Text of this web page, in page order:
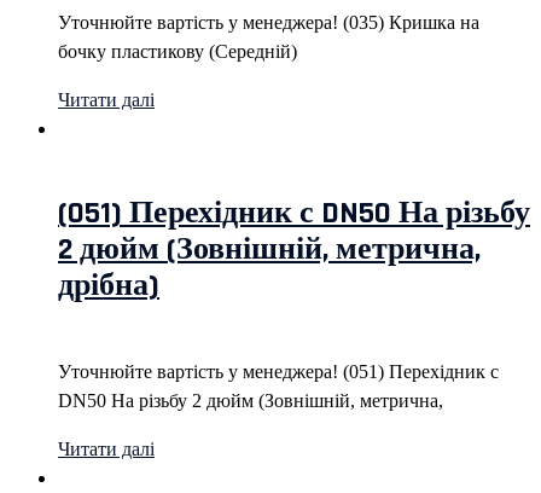
Уточнюйте вартість у менеджера! (035) Кришка на
бочку пластикову (Середній)
Читати далі
(051) Перехідник с DN50 На різьбу
2 дюйм (Зовнішній, метрична,
дрібна)
Уточнюйте вартість у менеджера! (051) Перехідник с
DN50 На різьбу 2 дюйм (Зовнішній, метрична,
Читати далі